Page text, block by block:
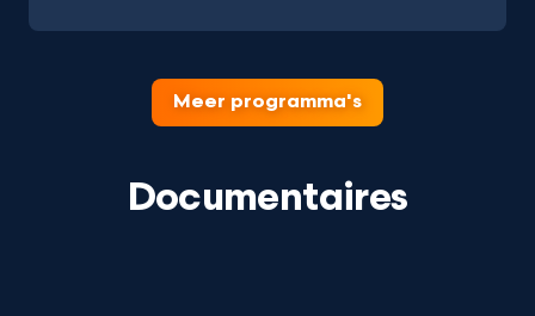
Meer programma's
Documentaires